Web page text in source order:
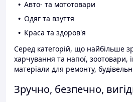
Авто- та мототовари
Одяг та взуття
Краса та здоров'я
Серед категорій, що найбільше
харчування та напої, зоотовари,
матеріали для ремонту,
Зручно, безпечно,